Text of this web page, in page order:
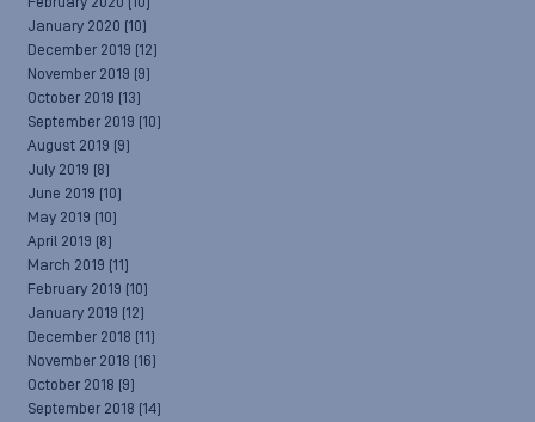
January 2020 (10)
December 2019 (12)
November 2019 (9)
October 2019 (13)
September 2019 (10)
August 2019 (9)
July 2019 (8)
June 2019 (10)
May 2019 (10)
April 2019 (8)
March 2019 (11)
February 2019 (10)
January 2019 (12)
December 2018 (11)
November 2018 (16)
October 2018 (9)
September 2018 (14)